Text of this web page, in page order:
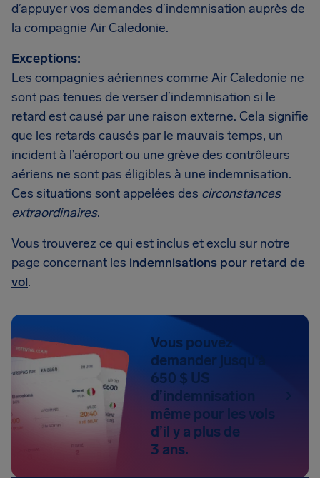
d’appuyer vos demandes d’indemnisation auprès de
la compagnie Air Caledonie.
Exceptions:
Les compagnies aériennes comme Air Caledonie ne
sont pas tenues de verser d’indemnisation si le
retard est causé par une raison externe. Cela signifie
que les retards causés par le mauvais temps, un
incident à l’aéroport ou une grève des contrôleurs
aériens ne sont pas éligibles à une indemnisation.
Ces situations sont appelées des circonstances
extraordinaires.
Vous trouverez ce qui est inclus et exclu sur notre
page concernant les indemnisations pour retard de
vol.
Vous pouvez
demander jusqu’à
650 $ US
d’indemnisation
même pour les vols
d’il y a plus de
3 ans.